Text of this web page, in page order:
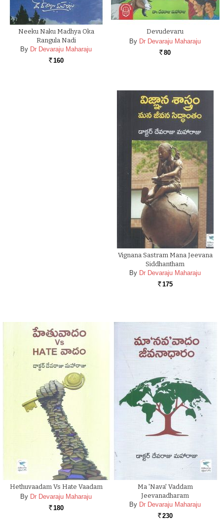
Neeku Naku Madhya Oka
Rangula Nadi
By Dr Devaraju Maharaju
Rs. 160
Devudevaru
By Dr Devaraju Maharaju
Rs. 80
Vignana Sastram Mana Jeevana
Siddhantham
By Dr Devaraju Maharaju
Rs. 175
Hethuvaadam Vs Hate Vaadam
By Dr Devaraju Maharaju
Rs. 180
Ma 'nava' Vaddam
Jeevanadharam
By Dr Devaraju Maharaju
Rs. 230